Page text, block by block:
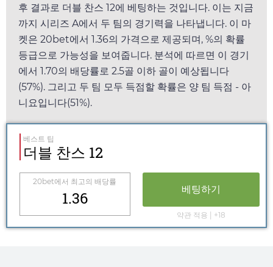
후 결과로 더블 찬스 12에 베팅하는 것입니다. 이는 지금
까지 시리즈 A에서 두 팀의 경기력을 나타냅니다. 이 마
켓은 20bet에서 1.36의 가격으로 제공되며, %의 확률
등급으로 가능성을 보여줍니다. 분석에 따르면 이 경기
에서 1.70의 배당률로 2.5골 이하 골이 예상됩니다
(57%). 그리고 두 팀 모두 득점할 확률은 양 팀 득점 - 아
니요입니다(51%).
베스트 팁
더블 찬스 12
20bet에서 최고의 배당률
1.36 베팅하기
약관 적용 | +18